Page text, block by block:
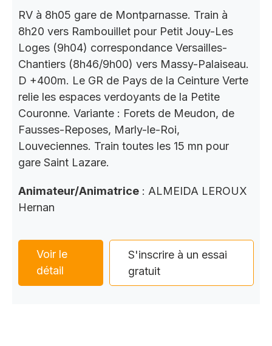
RV à 8h05 gare de Montparnasse. Train à
8h20 vers Rambouillet pour Petit Jouy-Les
Loges (9h04) correspondance Versailles-
Chantiers (8h46/9h00) vers Massy-Palaiseau.
D +400m. Le GR de Pays de la Ceinture Verte
relie les espaces verdoyants de la Petite
Couronne. Variante : Forets de Meudon, de
Fausses-Reposes, Marly-le-Roi,
Louveciennes. Train toutes les 15 mn pour
gare Saint Lazare.
Animateur/Animatrice : ALMEIDA LEROUX
Hernan
Voir le
détail
S'inscrire à un essai
gratuit